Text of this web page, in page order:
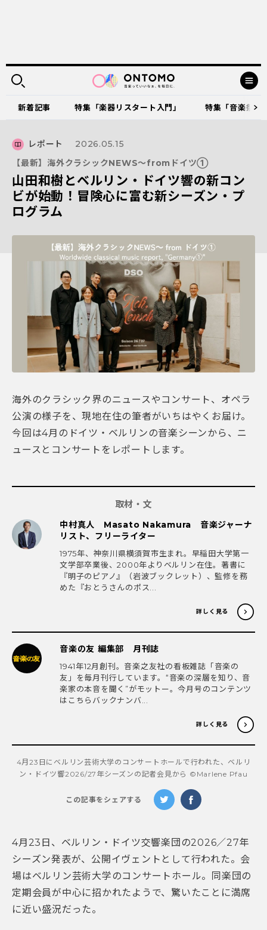
新着記事 特集「楽器リスタート入門」 特集「音楽祭
レポート
2026.05.15
【最新】海外クラシックNEWS～fromドイツ①
山田和樹とベルリン・ドイツ響の新コン
ビが始動！冒険心に富む新シーズン・プ
ログラム
海外のクラシック界のニュースやコンサート、オペラ
公演の様子を、現地在住の筆者がいちはやくお届け。
今回は4月のドイツ・ベルリンの音楽シーンから、ニ
ュースとコンサートをレポートします。
取材・文
中村真人 Masato Nakamura 音楽ジャーナ
リスト、フリーライター
1975年、神奈川県横須賀市生まれ。早稲田大学第一
文学部卒業後、2000年よりベルリン在住。著書に
『明子のピアノ』（岩波ブックレット）、監修を務
めた『おとうさんのポス...
詳しく見る
音楽の友 編集部 月刊誌
1941年12月創刊。音楽之友社の看板雑誌「音楽の
友」を毎月刊行しています。“音楽の深層を知り、音
楽家の本音を聞く”がモットー。今月号のコンテンツ
はこちらバックナンバ...
詳しく見る
4月23日にベルリン芸術大学のコンサートホールで行われた、ベルリ
ン・ドイツ響2026/27年シーズンの記者会見から ©Marlene Pfau
この記事をシェアする
4月23日、ベルリン・ドイツ交響楽団の2026／27年
シーズン発表が、公開イヴェントとして行われた。会
場はベルリン芸術大学のコンサートホール。同楽団の
定期会員が中心に招かれたようで、驚いたことに満席
に近い盛況だった。